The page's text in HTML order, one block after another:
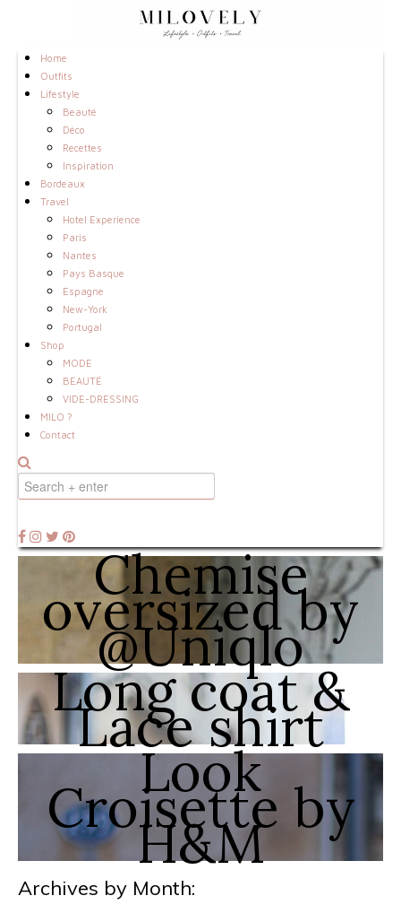
Home
Outfits
Lifestyle
Beauté
Déco
Recettes
Inspiration
Bordeaux
Travel
Hotel Experience
Paris
Nantes
Pays Basque
Espagne
New-York
Portugal
Shop
MODE
BEAUTÉ
VIDE-DRESSING
MILO ?
Contact
Chemise
oversized by
@Uniqlo
Long coat &
Lace shirt
Look
Croisette by
H&M
Archives by Month: